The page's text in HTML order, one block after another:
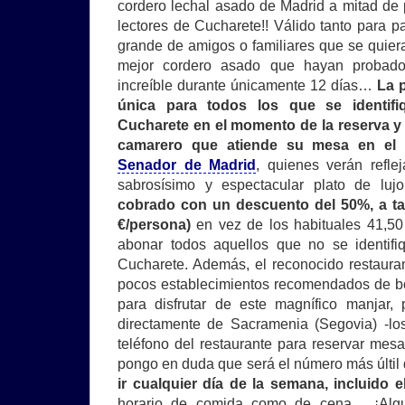
cordero lechal asado de Madrid a mitad de
lectores de Cucharete!! Válido tanto para
grande de amigos o familiares que se
mejor cordero asado que hayan
increíble durante únicamente 12 días… La
única para todos los que se
Cucharete en el momento de la reserva
camarero que atiende su mesa en
Senador de Madrid , quienes verán
sabrosísimo y espectacular plato de
cobrado con un descuento del 50%, a
€/persona) en vez de los habituales
abonar todos aquellos que no se
Cucharete. Además, el reconocido
pocos establecimientos recomendados de
para disfrutar de este magnífico manjar,
directamente de Sacramenia (Segovia) -
teléfono del restaurante para reservar
pongo en duda que será el número más
ir cualquier día de la semana, incluido